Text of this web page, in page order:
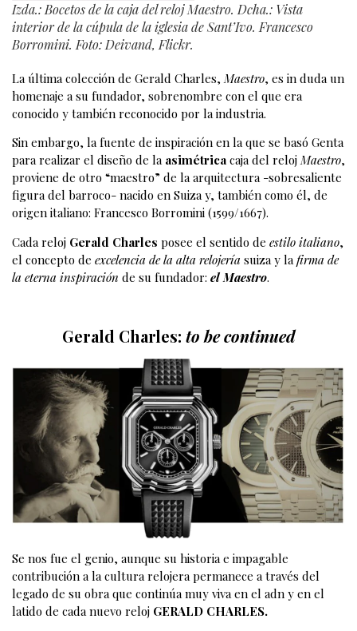
Izda.: Bocetos de la caja del reloj Maestro. Dcha.: Vista
interior de la cúpula de la iglesia de Sant’Ivo. Francesco
Borromini. Foto: Deivand, Flickr.
La última colección de Gerald Charles,Maestro, es in duda un
homenaje a su fundador, sobrenombre con el que era
conocido y también reconocido por la industria.
Sin embargo, la fuente de inspiración en la que se basó Genta
para realizar el diseño de la asimétrica caja del relojMaestro,
proviene de otro “maestro” de la arquitectura -sobresaliente
figura del barroco- nacido en Suiza y, también como él, de
origen italiano: Francesco Borromini (1599/1667).
Cada reloj Gerald Charles posee el sentido de estilo italiano,
el concepto de excelencia de la alta relojería suiza y la firma de
la eterna inspiración de su fundador: el Maestro.
Gerald Charles: to be continued
Se nos fue el genio, aunque su historia e impagable
contribución a la cultura relojera permanece a través del
legado de su obra que continúa muy viva en el adn y en el
latido de cada nuevo reloj GERALD CHARLES.